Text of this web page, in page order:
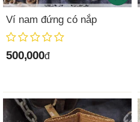
Ví nam đứng có nắp
500,000đ